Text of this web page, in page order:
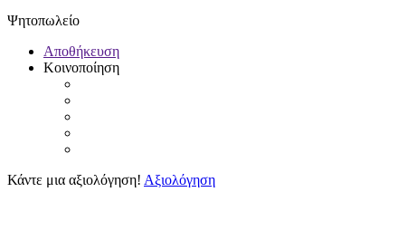
Ψητοπωλείο
Αποθήκευση
Κοινοποίηση
Κάντε μια αξιολόγηση! Αξιολόγηση